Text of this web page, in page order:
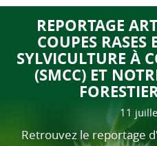
REPORTAGE
COUPES
SYLVICULTURE À
(SMCC) ET
11
Retrouvez le reportage